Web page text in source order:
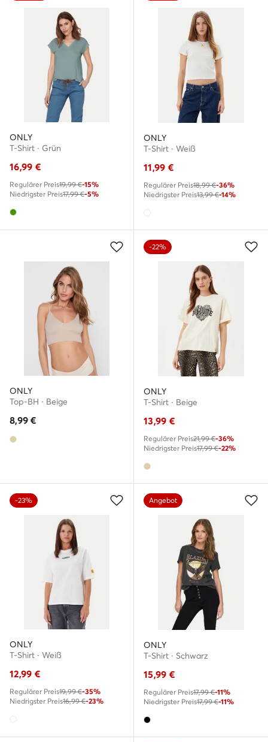
ONLY
T-Shirt · Grün
16,99 €
Regulärer Preis19,99 €-15%
Niedrigster Preis17,99 €-5%
ONLY
T-Shirt · Weiß
11,99 €
Regulärer Preis18,99 €-36%
Niedrigster Preis13,99 €-14%
ONLY
Top-BH · Beige
8,99 €
-22%
ONLY
T-Shirt · Beige
13,99 €
Regulärer Preis21,99 €-36%
Niedrigster Preis17,99 €-22%
-23%
ONLY
T-Shirt · Weiß
12,99 €
Regulärer Preis19,99 €-35%
Niedrigster Preis16,99 €-23%
Angebot
ONLY
T-Shirt · Schwarz
15,99 €
Regulärer Preis17,99 €-11%
Niedrigster Preis17,99 €-11%